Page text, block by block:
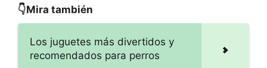
👇Mira también
Los juguetes más divertidos y
recomendados para perros